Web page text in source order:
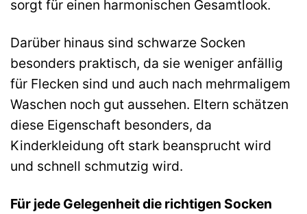
sorgt für einen harmonischen Gesamtlook.
Darüber hinaus sind schwarze Socken
besonders praktisch, da sie weniger anfällig
für Flecken sind und auch nach mehrmaligem
Waschen noch gut aussehen. Eltern schätzen
diese Eigenschaft besonders, da
Kinderkleidung oft stark beansprucht wird
und schnell schmutzig wird.
Für jede Gelegenheit die richtigen Socken